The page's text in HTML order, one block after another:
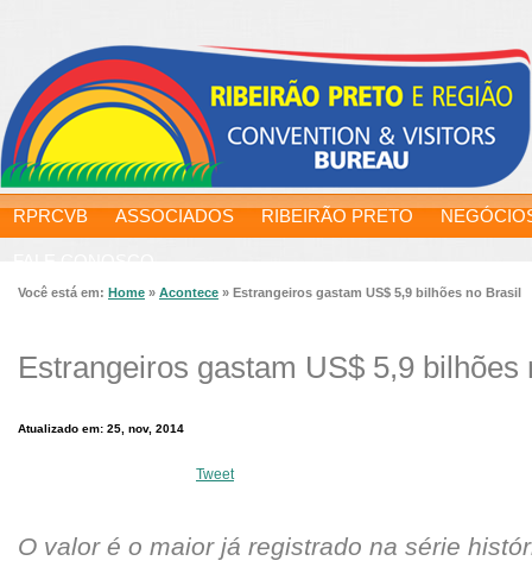
RPRCVB ASSOCIADOS RIBEIRÃO PRETO
Você está em: Home » Acontece » Estrangeiros gastam US$ 5,9 bilhões no Brasil
Estrangeiros gastam US$ 5,9 bilhões
Atualizado em: 25, nov, 2014
Tweet
O valor é o maior já registrado na série